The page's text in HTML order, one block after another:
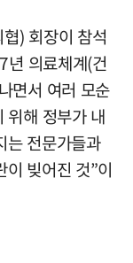
) 회장이 참석
년 의료체계(건
면서 여러 모순
위해 정부가 내
는 전문가들과
빚어진 것”이